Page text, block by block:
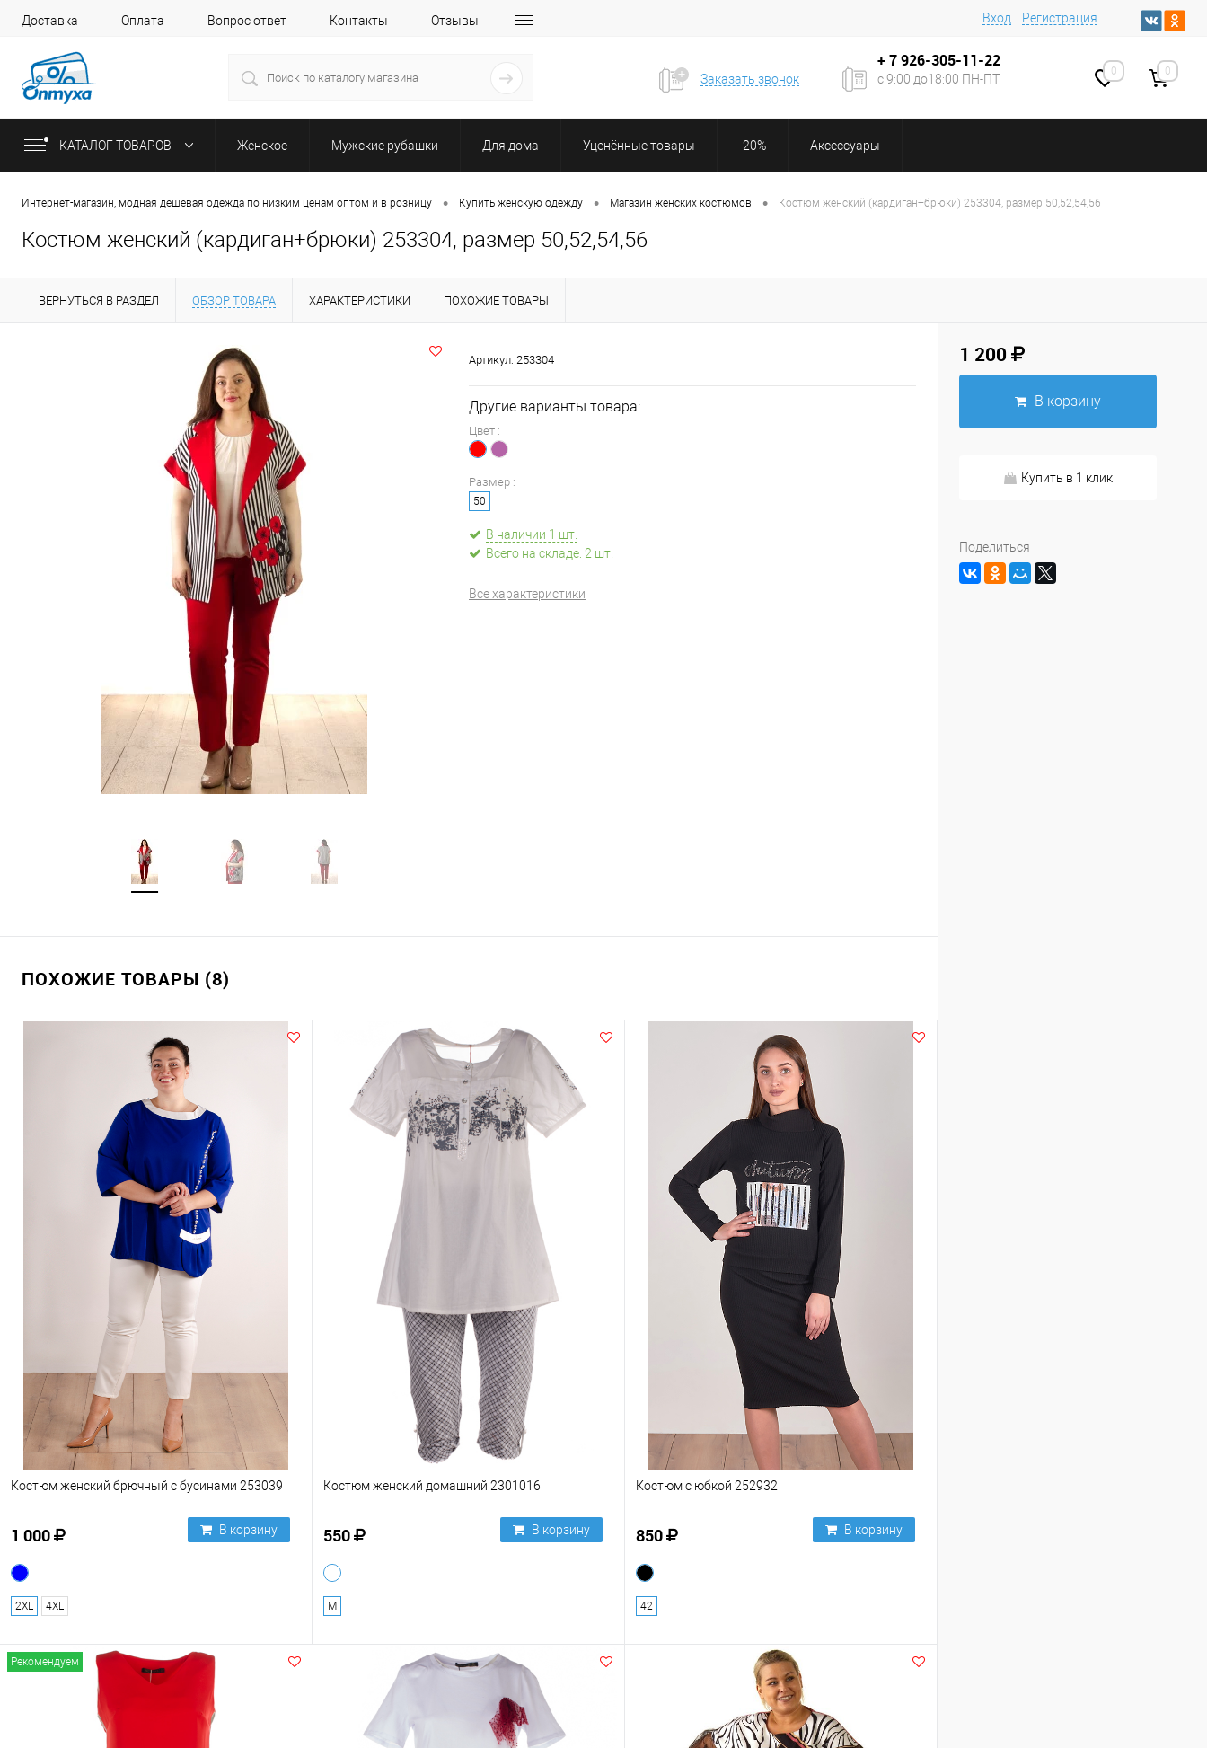
Доставка Оплата Вопрос ответ Контакты Отзывы Вход Регистрация
Заказать звонок
+ 7926-305-11-22
с 9:00 до18:00 ПН-ПТ
0 0
КАТАЛОГ ТОВАРОВ Женское Мужские рубашки Для дома Уценённые товары -20% Аксессуары
Интернет-магазин, модная дешевая одежда по низким ценам оптом и в розницу • Купить женскую одежду • Магазин женских костюмов • Костюм женский (кардиган+брюки) 253304, размер 50,52,54,56
Костюм женский (кардиган+брюки) 253304, размер 50,52,54,56
ВЕРНУТЬСЯ В РАЗДЕЛ ОБЗОР ТОВАРА ХАРАКТЕРИСТИКИ ПОХОЖИЕ ТОВАРЫ
Артикул: 253304
Другие варианты товара:
Цвет :
Размер :
50
В наличии 1 шт.
Всего на складе: 2 шт.
Все характеристики
ПОХОЖИЕ ТОВАРЫ (8)
Костюм женский брючный с бусинами 253039
1 000 В корзину
2XL 4XL
Костюм женский домашний 2301016
550 В корзину
M
Костюм с юбкой 252932
850 В корзину
42
Рекомендуем
1 200
В корзину
Купить в 1 клик
Поделиться